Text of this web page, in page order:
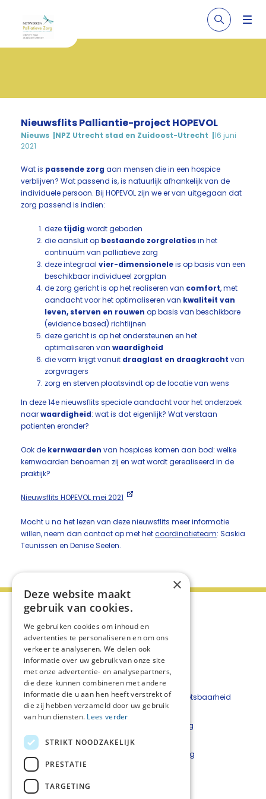
Nieuwsflits Palliantie-project HOPEVOL
Nieuws NPZ Utrecht stad en Zuidoost-Utrecht
16 juni
2021
Wat is passende zorg aan mensen die in een hospice
verblijven? Wat passend is, is natuurlijk afhankelijk van de
individuele persoon. Bij HOPEVOL zijn we er van uitgegaan dat
zorg passend is indien:
deze tijdig wordt geboden
die aansluit op bestaande zorgrelatiesin het
continuüm van palliatieve zorg
deze integraal vier-dimensioneleis op basis van een
beschikbaar individueel zorgplan
de zorg gericht is op het realiseren van comfort, met
aandacht voor het optimaliseren van kwaliteit van
leven, sterven en rouwen op basis van beschikbare
(evidence based) richtlijnen
deze gericht is op het ondersteunen en het
optimaliseren van waardigheid
die vorm krijgt vanuit draaglast en draagkracht van
zorgvragers
zorg en sterven plaatsvindt op de locatie van wens
In deze 14e nieuwsflits speciale aandacht voor het onderzoek
naarwaardigheid: wat is dat eigenlijk? Wat verstaan
patienten eronder?
Ook de kernwaarden van hospices komen aan bod: welke
kernwaarden benoemen zij en wat wordt gerealiseerd in de
praktijk?
Nieuwsflits HOPEVOL mei 2021
Mocht u na het lezen van deze nieuwsflits meer informatie
willen, neem dan contact op met hetcoordinatieteam: Saskia
Teunissen en Denise Seelen.
Beveiligingskwetsbaarheid
melden
Cookieverklaring
Disclaimer
Privacyverklaring
Netwerkcoördinatoren
Lars Luijkx
×
Deze website maakt
gebruik van cookies.
We gebruiken cookies om inhoud en
advertenties te personaliseren en om ons
verkeer te analyseren. We delen ook
informatie over uw gebruik van onze site
met onze advertentie- en analysepartners,
die deze kunnen combineren met andere
informatie die u aan hen heeft verstrekt of
die zij hebben verzameld door uw gebruik
van hun diensten. Lees verder
STRIKT NOODZAKELIJK
PRESTATIE
TARGETING